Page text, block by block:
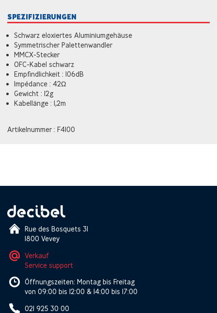
SPEZIFIZIERUNGEN
Schwarz eloxiertes Aluminiumgehäuse
Symmetrischer Palettenwandler
MMCX-Stecker
OFC-Kabel schwarz
Empfindlichkeit : 106dB
Impédance : 42Ω
Gewicht : 12g
Kabellänge : 1,2m
Artikelnummer : F4100
Rue des Bosquets 31
1800 Vevey
Verkauf
Service support
Öffnungszeiten: Montag bis Freitag
von 09:00 bis 12:00 & 14:00 bis 17:00
021 925 30 00